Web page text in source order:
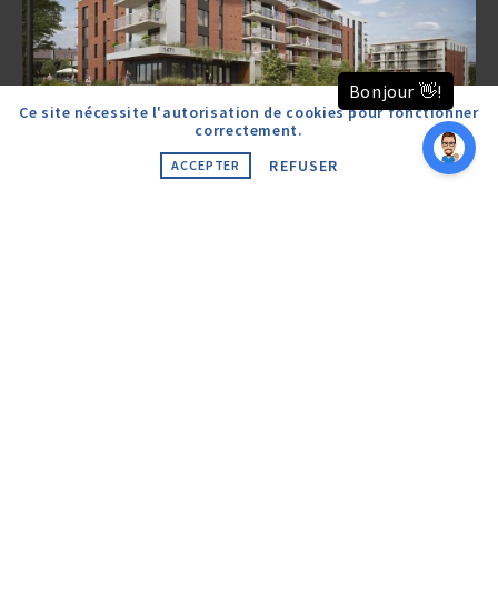
Ce site nécessite l'autorisation de cookies pour fonctionner
correctement.
ACCEPTER REFUSER